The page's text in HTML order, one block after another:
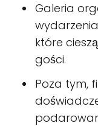
Galeria
które
gości.
Poza tym,